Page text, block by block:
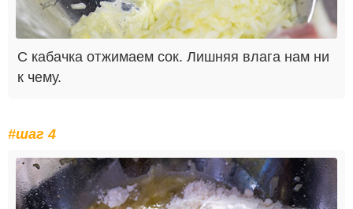
С кабачка отжимаем сок. Лишняя влага нам ни
к чему.
#шаг 4